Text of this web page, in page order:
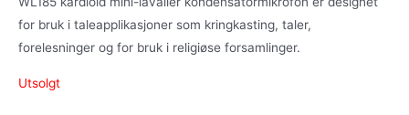
for bruk i taleapplikasjoner som kringkasting, taler,
forelesninger og for bruk i religiøse forsamlinger.
Utsolgt